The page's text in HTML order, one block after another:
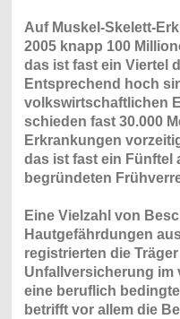
Auf Muskel-Skelett-
2005 knapp 100
das ist fast ein Viertel
Entsprechend hoch
volkswirtschaftlichen
schieden fast 30.000
Erkrankungen
das ist fast ein Fünftel
begründeten
Eine Vielzahl von
Hautgefährdungen
registrierten die
Unfallversicherung im
eine beruflich
betrifft vor allem die